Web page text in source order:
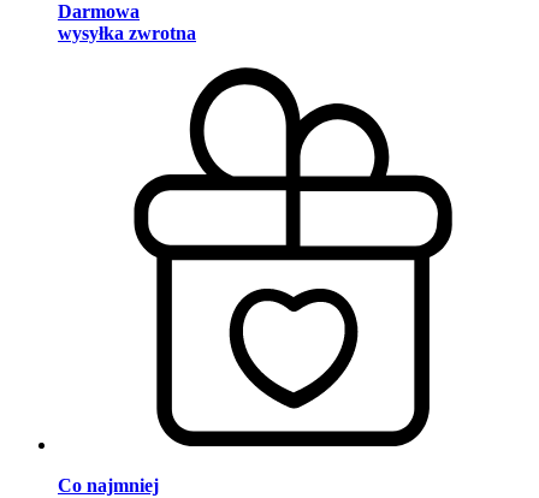
Darmowa
wysyłka zwrotna
Co najmniej